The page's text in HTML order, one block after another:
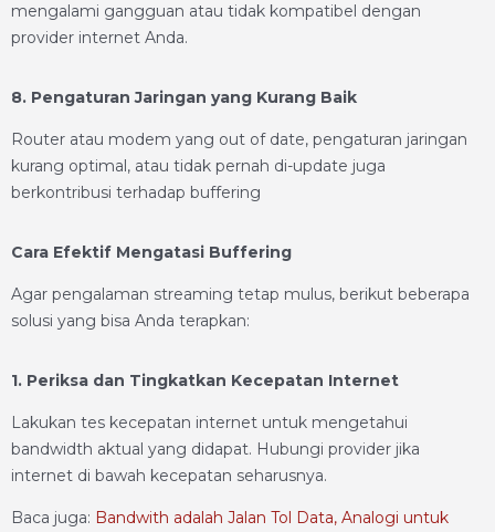
mengalami gangguan atau tidak kompatibel dengan
provider internet Anda.
8. Pengaturan Jaringan yang Kurang Baik
Router atau modem yang out of date, pengaturan jaringan
kurang optimal, atau tidak pernah di-update juga
berkontribusi terhadap buffering
Cara Efektif Mengatasi Buffering
Agar pengalaman streaming tetap mulus, berikut beberapa
solusi yang bisa Anda terapkan:
1. Periksa dan Tingkatkan Kecepatan Internet
Lakukan tes kecepatan internet untuk mengetahui
bandwidth aktual yang didapat. Hubungi provider jika
internet di bawah kecepatan seharusnya.
Baca juga: Bandwith adalah Jalan Tol Data, Analogi untuk